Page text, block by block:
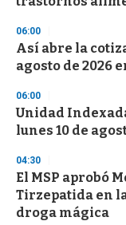
3
s
e
c
o
d
s
06:00
Así abre la
agosto de 2026
06:00
Unidad
lunes 10 de
04:30
El MSP aprobó
Tirzepatida en
droga mágica